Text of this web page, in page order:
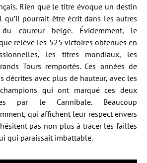
Rien que le titre évoque un destin
qu’il pourrait être écrit dans les autres
coureur belge. Évidemment, le
relève les 525 victoires obtenues en
les titres mondiaux, les
Tours remportés. Ces années de
décrites avec plus de hauteur, avec les
qui ont marqué ces deux
par le Cannibale. Beaucoup
qui affichent leur respect envers
pas non plus à tracer les failles
qui paraissait imbattable.